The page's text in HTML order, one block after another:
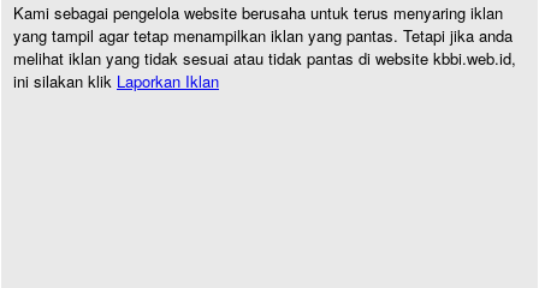
Kami sebagai pengelola website berusaha untuk terus menyaring iklan
yang tampil agar tetap menampilkan iklan yang pantas. Tetapi jika anda
melihat iklan yang tidak sesuai atau tidak pantas di website kbbi.web.id,
ini silakan klik Laporkan Iklan